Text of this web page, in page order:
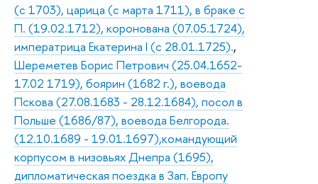
(с 1703), царица (с марта 1711), в браке с
П. (19.02.1712), коронована (07.05.1724),
императрица Екатерина I (с 28.01.1725).,
Шереметев Борис Петрович (25.04.1652-
17.02 1719), боярин (1682 г.), воевода
Пскова (27.08.1683 - 28.12.1684), посол в
Польше (1686/87), воевода Белгорода.
(12.10.1689 - 19.01.1697),командующий
корпусом в низовьях Днепра (1695),
дипломатическая поездка в Зап. Европу